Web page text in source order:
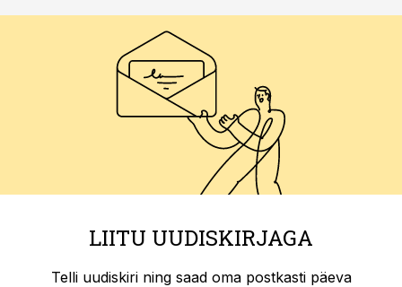
LIITU UUDISKIRJAGA
Telli uudiskiri ning saad oma postkasti päeva